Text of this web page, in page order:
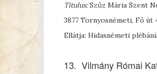
Titulus:Szűz Mária Szent
3877 Tornyosnémeti, Fő út
Ellátja: Hidasnémeti
13. Vilmány Római